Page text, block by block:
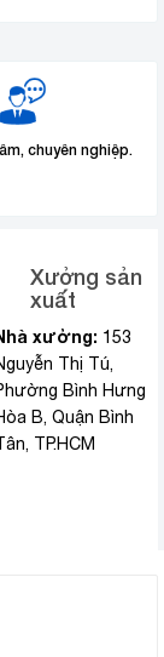
chuyên nghiệp.
Xưởng sản
xuất
xưởng: 153
Thị Tú,
Bình Hưng
B, Quận Bình
TP.HCM